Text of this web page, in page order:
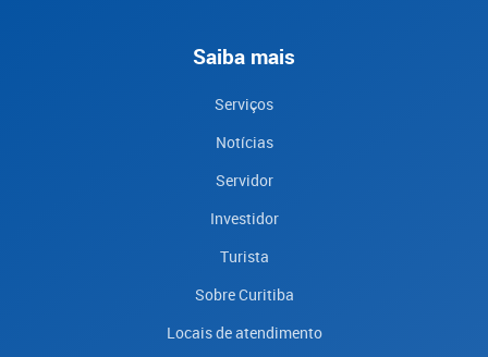
Saiba mais
Serviços
Notícias
Servidor
Investidor
Turista
Sobre Curitiba
Locais de atendimento